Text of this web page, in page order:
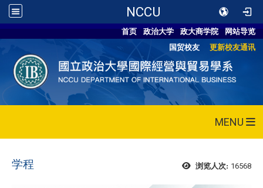
NCCU
首页 政治大学 政大商学院
网站导览
国贸校友
更新校友通讯
MENU
浏览人次: 16568
学程